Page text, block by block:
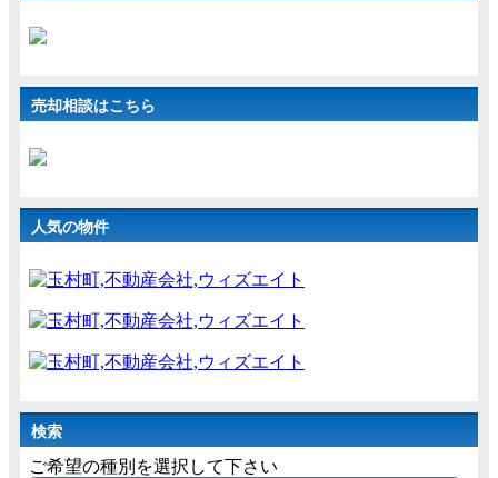
売却相談はこちら
人気の物件
検索
ご希望の種別を選択して下さい